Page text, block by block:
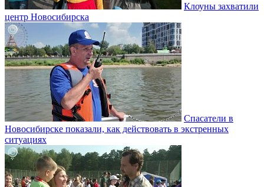
Клоуны захватили
центр Новосибирска
Спасатели в
Новосибирске показали, как действовать в экстренных
ситуациях